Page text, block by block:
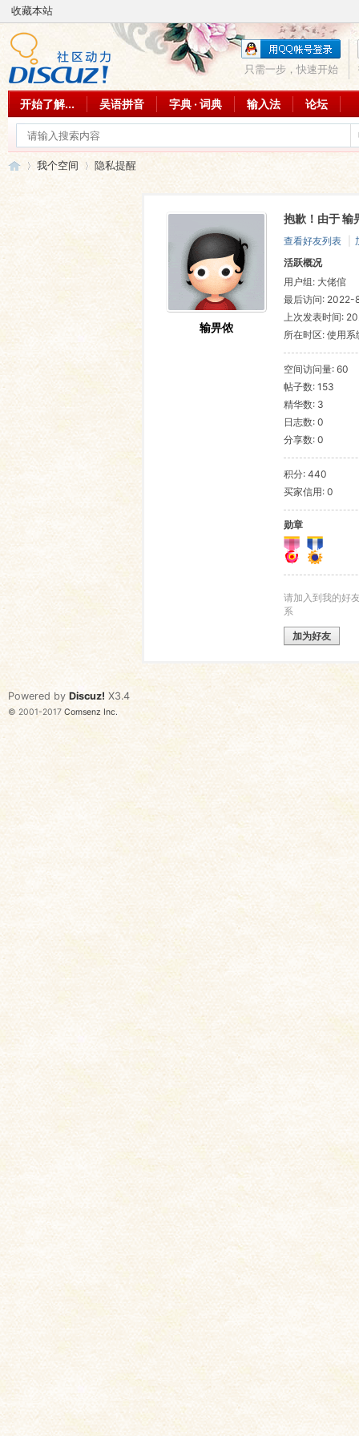
收藏本站
只需一步，快速开始
开始了解... 吴语拼音 字典 · 词典 输入法 论坛
吴
语
会
我个空间 隐私提醒
输畀侬
抱歉！由于 输
查看好友列表
活跃概况
用户组: 大佬倌
最后访问: 2022-
上次发表时间:
所在时区: 使用系
空间访问量: 60
帖子数: 153
精华数: 3
日志数: 0
分享数: 0
积分: 440
买家信用: 0
勋章
请加入到我的好
系
加为好友
Powered by Discuz! X3.4
© 2001-2017 Comsenz Inc.